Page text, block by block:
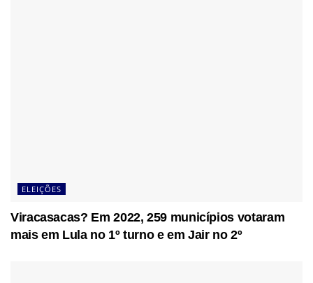
ELEIÇÕES
Viracasacas? Em 2022, 259 municípios votaram
mais em Lula no 1º turno e em Jair no 2º